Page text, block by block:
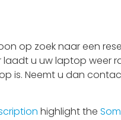
op zoek naar een
u uw laptop weer
is. Neemt u dan
highlight the